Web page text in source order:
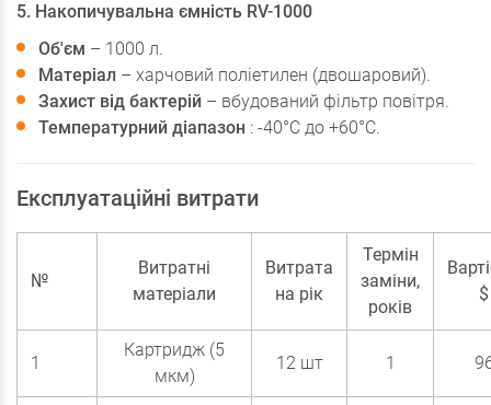
5. Накопичувальна ємність RV-1000
Об'єм – 1000 л.
Матеріал – харчовий поліетилен (двошаровий).
Захист від бактерій – вбудований фільтр повітря.
Температурний діапазон : -40°С до +60°С.
Експлуатаційні витрати
№
Витратні
матеріали
Витрата
на рік
Термін
заміни,
років
$
1
Картридж (5
мкм)
12 шт 1